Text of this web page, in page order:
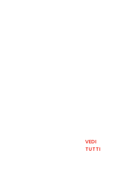
VEDI
TUTTI